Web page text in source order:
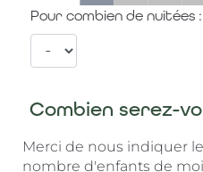
Pour combien de nuitées :
Combien serez-
Merci de nous indiquer
nombre d'enfants de